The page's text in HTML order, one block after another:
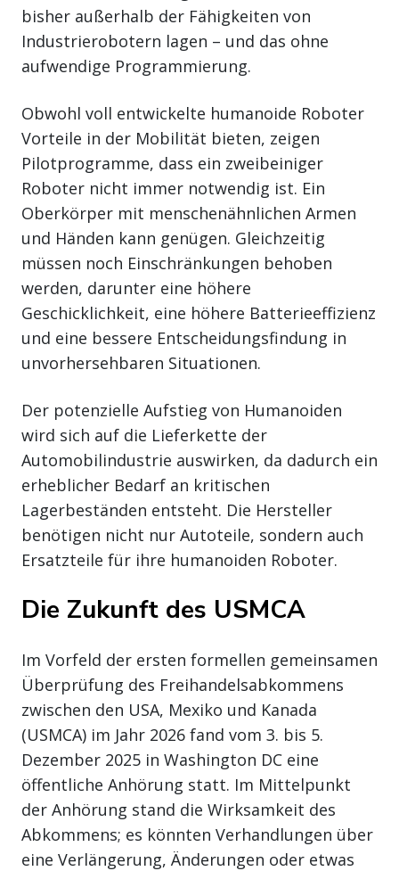
bisher außerhalb der Fähigkeiten von
Industrierobotern lagen – und das ohne
aufwendige Programmierung.
Obwohl voll entwickelte humanoide Roboter
Vorteile in der Mobilität bieten, zeigen
Pilotprogramme, dass ein zweibeiniger
Roboter nicht immer notwendig ist. Ein
Oberkörper mit menschenähnlichen Armen
und Händen kann genügen. Gleichzeitig
müssen noch Einschränkungen behoben
werden, darunter eine höhere
Geschicklichkeit, eine höhere Batterieeffizienz
und eine bessere Entscheidungsfindung in
unvorhersehbaren Situationen.
Der potenzielle Aufstieg von Humanoiden
wird sich auf die Lieferkette der
Automobilindustrie auswirken, da dadurch ein
erheblicher Bedarf an kritischen
Lagerbeständen entsteht. Die Hersteller
benötigen nicht nur Autoteile, sondern auch
Ersatzteile für ihre humanoiden Roboter.
Die Zukunft des USMCA
Im Vorfeld der ersten formellen gemeinsamen
Überprüfung des Freihandelsabkommens
zwischen den USA, Mexiko und Kanada
(USMCA) im Jahr 2026 fand vom 3. bis 5.
Dezember 2025 in Washington DC eine
öffentliche Anhörung statt. Im Mittelpunkt
der Anhörung stand die Wirksamkeit des
Abkommens; es könnten Verhandlungen über
eine Verlängerung, Änderungen oder etwas